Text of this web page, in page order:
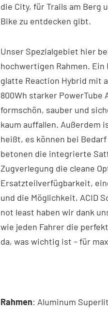
die City, für Trails am Berg
Bike zu entdecken gibt.
Unser Spezialgebiet hier
hochwertigen Rahmen.
glatte Reaction Hybrid mit
800Wh starker PowerTube
formschön, sauber und
kaum auffallen. Außerdem
heißt, es können bei
betonen die integrierte
Zugverlegung die cleane
Ersatzteilverfügbarkeit,
und die Möglichkeit, ACID
not least haben wir dank
wie jeden Fahrer die
da, was wichtig ist – für
Rahmen: Aluminum